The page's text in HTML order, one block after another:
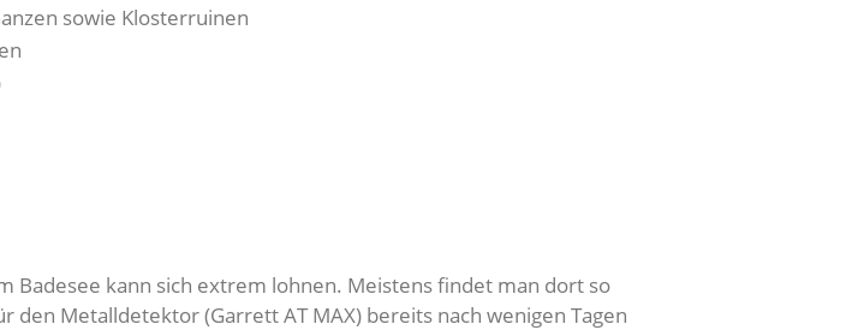
sowie Klosterruinen
Badesee kann sich extrem lohnen. Meistens findet man dort so
den Metalldetektor (Garrett AT MAX) bereits nach wenigen Tagen